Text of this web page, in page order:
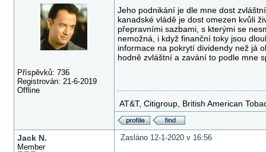
Příspěvků: 736
Registrován: 21-6-2019
Offline
Jeho podnikání je dle mne dost
kanadské vládě je dost omezen kvůli
přepravními sazbami, s kterými se
nemožná, i když finanční toky jsou
informace na pokrytí dividendy než já
hodně zvláštní a zavání to podle mne
AT&T, Citigroup, British American
Jack N.
Member
Zasláno 12-1-2020 v 16:56